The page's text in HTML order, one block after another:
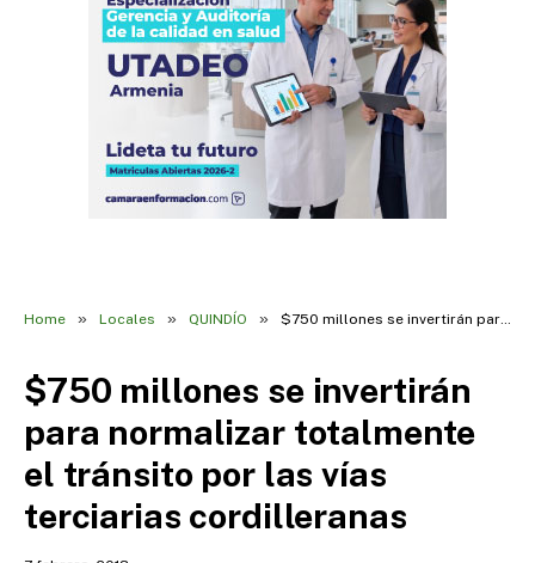
Home » Locales » QUINDÍO » $750 millones se invertirán para normalizar totalmente el tránsito por las vías terciarias cordilleranas
$750 millones se invertirán
para normalizar totalmente
el tránsito por las vías
terciarias cordilleranas